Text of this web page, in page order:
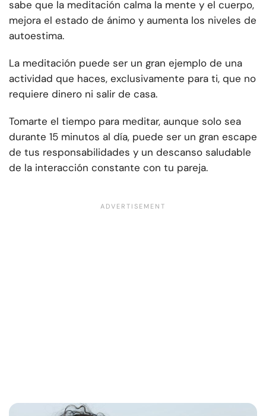
sabe que la meditación calma la mente y el cuerpo,
mejora el estado de ánimo y aumenta los niveles de
autoestima.
La meditación puede ser un gran ejemplo de una
actividad que haces, exclusivamente para ti, que no
requiere dinero ni salir de casa.
Tomarte el tiempo para meditar, aunque solo sea
durante 15 minutos al día, puede ser un gran escape
de tus responsabilidades y un descanso saludable
de la interacción constante con tu pareja.